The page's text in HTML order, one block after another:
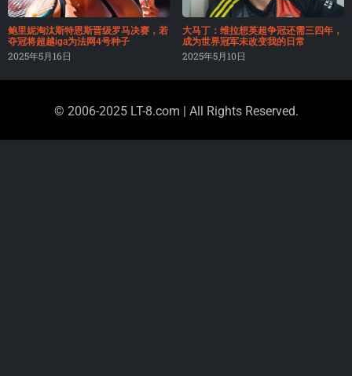
鲍里妮淘汰斯特恩斯晋级罗马决赛，若
夺冠将超越iga为法网4号种子
2025年5月16日
大马丁：维拉想英超争冠还需三四年，
成为世界冠军未改变我的日常
2025年5月10日
© 2006-2025 LT-8.com | All Rights Reserved.